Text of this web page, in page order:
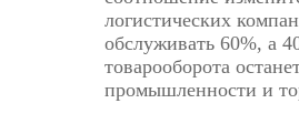
логистических
обслуживать 60%, а
товарооборота
промышленности и